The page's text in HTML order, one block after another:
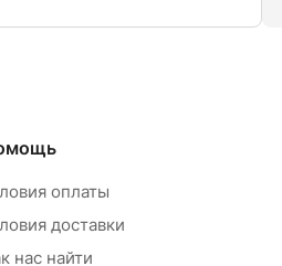
оплаты
доставки
нас найти